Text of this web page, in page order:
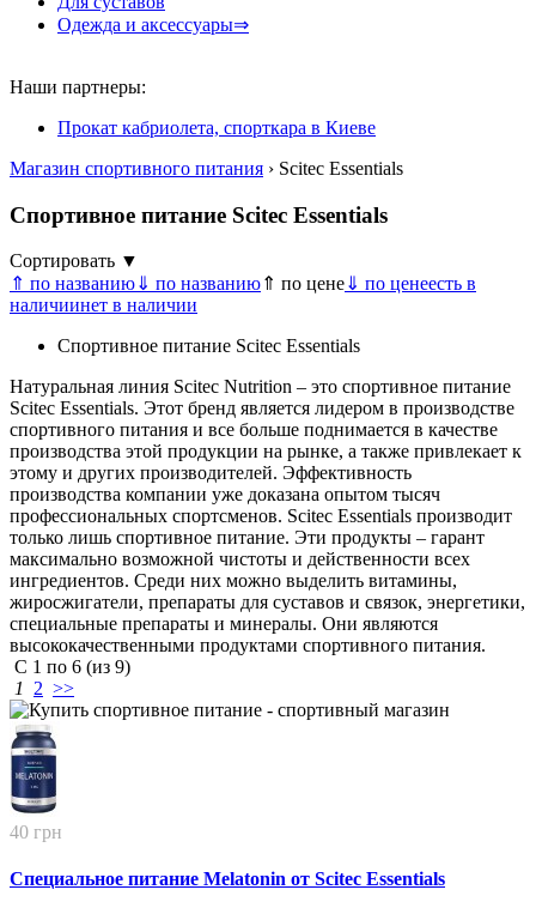
Одежда и аксессуары⇒
Наши партнеры:
Прокат кабриолета, спорткара в Киеве
Магазин спортивного питания › Scitec Essentials
Спортивное питание Scitec Essentials
Сортировать ▼
⇑ по названию⇓ по названию⇑ по цене⇓ по ценеесть в
наличиинет в наличии
Спортивное питание Scitec Essentials
Натуральная линия Scitec Nutrition – это спортивное питание
Scitec Essentials. Этот бренд является лидером в производстве
спортивного питания и все больше поднимается в качестве
производства этой продукции на рынке, а также привлекает к
этому и других производителей. Эффективность
производства компании уже доказана опытом тысяч
профессиональных спортсменов. Scitec Essentials производит
только лишь спортивное питание. Эти продукты – гарант
максимально возможной чистоты и действенности всех
ингредиентов. Среди них можно выделить витамины,
жиросжигатели, препараты для суставов и связок, энергетики,
специальные препараты и минералы. Они являются
высококачественными продуктами спортивного питания.
С 1 по 6 (из 9)
1
2 >>
40 грн
Специальное питание Melatonin от Scitec Essentials